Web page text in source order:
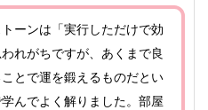
ーンは「実行しただけで効
れがちですが、あくまで良
とで運を鍛えるものだとい
んでよく解りました。部屋